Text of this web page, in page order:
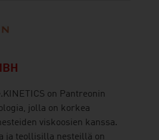
on Pantreonin
jolla on korkea
viskoosien kanssa.
ja teollisilla nesteillä on